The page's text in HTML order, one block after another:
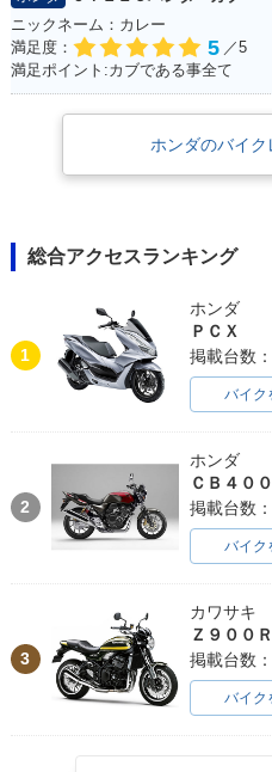
ニックネーム：カレー
満足度：
5 ／5
満足ポイント:カブである事全て
ホンダのバイ
総合アクセスランキング
1
ホンダ
ＰＣＸ
掲載台数
バイク
2
ホンダ
掲載台数
バイク
3
カワサキ
Ｚ９００
掲載台数
バイク